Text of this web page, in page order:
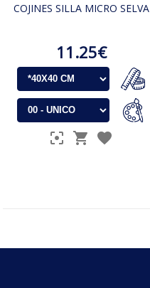
COJINES SILLA MICRO SELVA
11.25€